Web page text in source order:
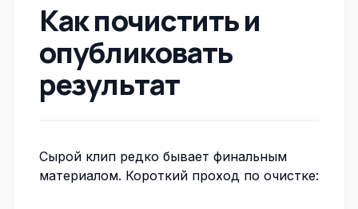
Как почистить и
опубликовать
результат
Сырой клип редко бывает финальным
материалом. Короткий проход по очистке: